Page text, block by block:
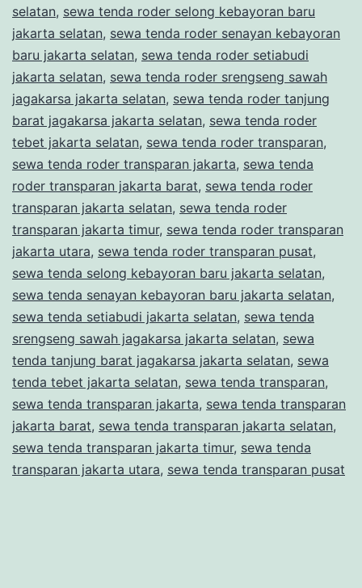
selatan, sewa tenda roder selong kebayoran baru
jakarta selatan, sewa tenda roder senayan kebayoran
baru jakarta selatan, sewa tenda roder setiabudi
jakarta selatan, sewa tenda roder srengseng sawah
jagakarsa jakarta selatan, sewa tenda roder tanjung
barat jagakarsa jakarta selatan, sewa tenda roder
tebet jakarta selatan, sewa tenda roder transparan,
sewa tenda roder transparan jakarta, sewa tenda
roder transparan jakarta barat, sewa tenda roder
transparan jakarta selatan, sewa tenda roder
transparan jakarta timur, sewa tenda roder transparan
jakarta utara, sewa tenda roder transparan pusat,
sewa tenda selong kebayoran baru jakarta selatan,
sewa tenda senayan kebayoran baru jakarta selatan,
sewa tenda setiabudi jakarta selatan, sewa tenda
srengseng sawah jagakarsa jakarta selatan, sewa
tenda tanjung barat jagakarsa jakarta selatan, sewa
tenda tebet jakarta selatan, sewa tenda transparan,
sewa tenda transparan jakarta, sewa tenda transparan
jakarta barat, sewa tenda transparan jakarta selatan,
sewa tenda transparan jakarta timur, sewa tenda
transparan jakarta utara, sewa tenda transparan pusat